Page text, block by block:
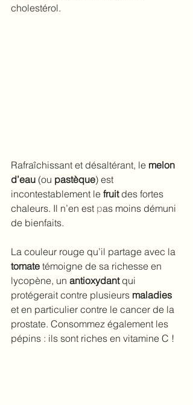
cholestérol.
Rafraîchissant et désaltérant, le melon
d’eau (ou pastèque) est
incontestablement le fruit des fortes
chaleurs. Il n’en est pas moins démuni
de bienfaits.
La couleur rouge qu’il partage avec la
tomate témoigne de sa richesse en
lycopène, un antioxydant qui
protégerait contre plusieurs maladies
et en particulier contre le cancer de la
prostate. Consommez également les
pépins : ils sont riches en vitamine C !